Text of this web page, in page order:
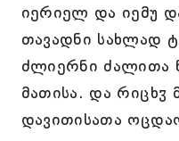
იერიელ და იემუ
თავადნი სახლად
ძლიერნი ძალითა
მათისა. და რიცხჳ
დავითისათა